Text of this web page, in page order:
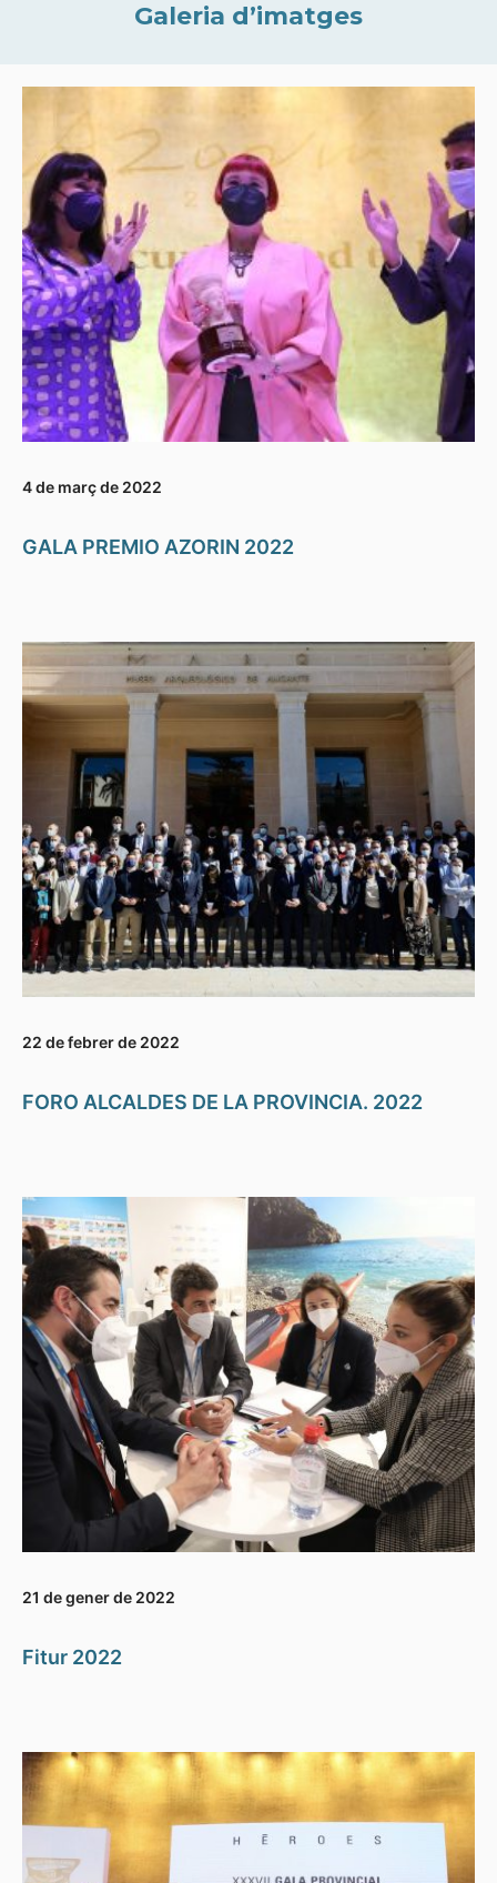
Galeria d’imatges
4 de març de 2022
GALA PREMIO AZORIN 2022
22 de febrer de 2022
FORO ALCALDES DE LA PROVINCIA. 2022
21 de gener de 2022
Fitur 2022